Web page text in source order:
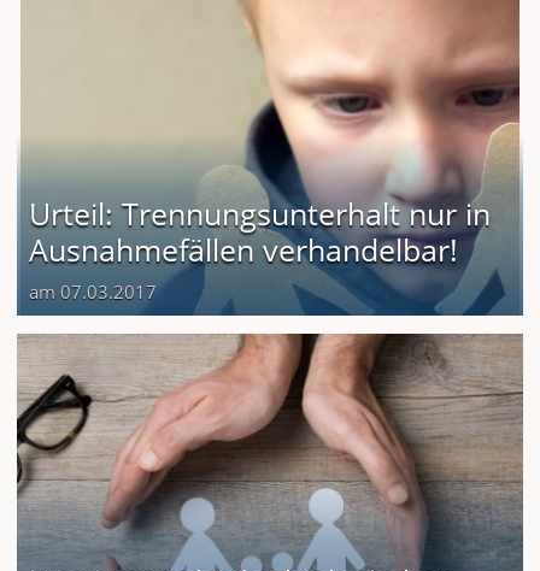
Urteil: Trennungsunterhalt nur in
Ausnahmefällen verhandelbar!
am 07.03.2017